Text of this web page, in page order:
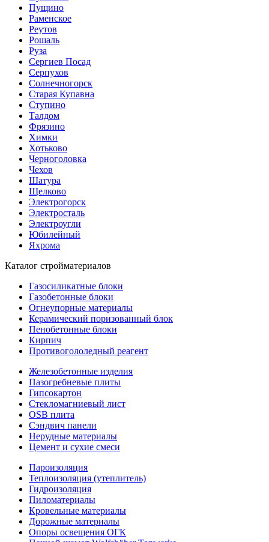
Пущино
Раменское
Реутов
Рошаль
Руза
Сергиев Посад
Серпухов
Солнечногорск
Старая Купавна
Ступино
Талдом
Фрязино
Химки
Хотьково
Черноголовка
Чехов
Шатура
Щелково
Электрогорск
Электросталь
Электроугли
Юбилейный
Яхрома
Каталог стройматериалов
Газосиликатные блоки
Газобетонные блоки
Огнеупорные материалы
Керамический поризованный блок
Пенобетонные блоки
Кирпич
Противогололедный реагент
Железобетонные изделия
Пазогребневые плиты
Гипсокартон
Стекломагниевый лист
OSB плита
Сэндвич панели
Нерудные материалы
Цемент и сухие смеси
Пароизоляция
Теплоизоляция (утеплитель)
Гидроизоляция
Пиломатериалы
Кровельные материалы
Дорожные материалы
Опоры освещения ОГК